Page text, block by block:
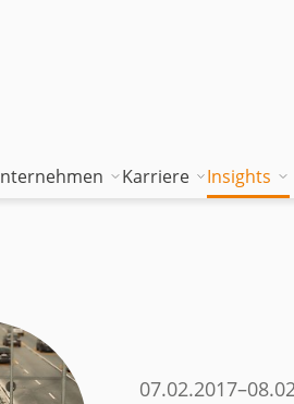
Where innovation works
Standorte
Karriere
Unsere
Insights
Blog
07.02.2017–